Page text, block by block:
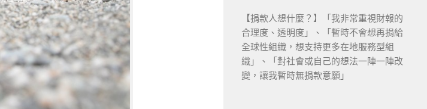
【捐款人想什麼？】「我非常重視財報的
合理度、透明度」、「暫時不會想再捐給
全球性組織，想支持更多在地服務型組
織」、「對社會或自己的想法一陣一陣改
變，讓我暫時無捐款意願」